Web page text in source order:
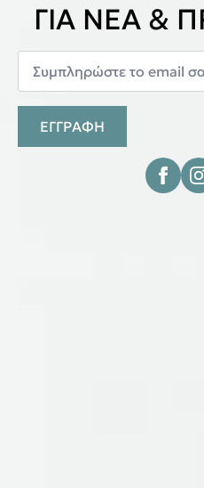
ΓΙΑ ΝΕΑ &
ΕΓΓΡΑΦΗ